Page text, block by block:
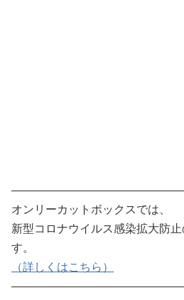
オンリーカットボックスでは、
新型コロナウイルス感染拡大防
す。
（詳しくはこちら）